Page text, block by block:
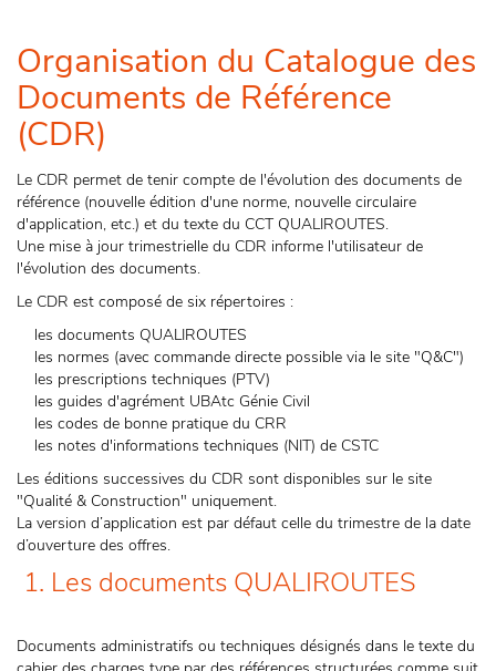
Organisation du Catalogue des
Documents de Référence
(CDR)
Le CDR permet de tenir compte de l'évolution des documents de
référence (nouvelle édition d'une norme, nouvelle circulaire
d'application, etc.) et du texte du CCT QUALIROUTES.
Une mise à jour trimestrielle du CDR informe l'utilisateur de
l'évolution des documents.
Le CDR est composé de six répertoires :
les documents QUALIROUTES
les normes (avec commande directe possible via le site "Q&C")
les prescriptions techniques (PTV)
les guides d'agrément UBAtc Génie Civil
les codes de bonne pratique du CRR
les notes d'informations techniques (NIT) de CSTC
Les éditions successives du CDR sont disponibles sur le site
"Qualité & Construction" uniquement.
La version d’application est par défaut celle du trimestre de la date
d’ouverture des offres.
1. Les documents QUALIROUTES
Documents administratifs ou techniques désignés dans le texte du